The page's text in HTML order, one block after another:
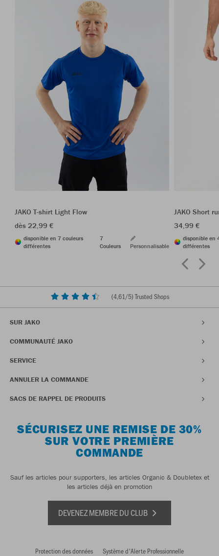
JAKO T-shirt Light Flow
dès 22,99 €
disponible en 7 couleurs
différentes
7
Couleurs
Personnalisable
JAKO Short
34,99 €
disponible en
différentes
(4,61/5) Trusted Shops
SUR JAKO
COMMUNAUTÉ JAKO
SERVICE
ANNULER LA COMMANDE
SACS DE RAPPEL DE PRODUITS
SÉCURISEZ UNE REMISE DE 30%
SUR VOTRE PREMIÈRE
COMMANDE
Sauf les articles pour supporters, les articles Organic & Doubletex et
les articles déjà en promotion
DEVENEZ MEMBRE DU CLUB
Protection des données Système d'Alerte Professionnelle